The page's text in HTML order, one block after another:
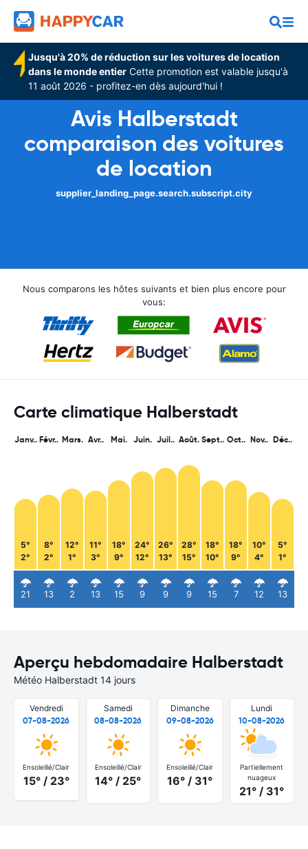
Jusqu'à 20% de réduction sur les voitures de location
dans le monde entier Cette promotion est valable jusqu'à
11 août 2026 - profitez-en dès aujourd'hui !
Avis Halberstadt
comparaison des voitures
de location
supplier_landing_page.search.subscript.city
Nous comparons les hôtes suivants et bien plus encore pour
vous:
Carte climatique Halberstadt
Janv..
5°
2°
21
Févr..
8°
2°
13
Mars.
12°
1°
2
Avr..
11°
3°
13
Mai.
18°
9°
15
Juin.
24°
12°
9
Juil..
26°
13°
9
Août.
28°
15°
9
Sept..
18°
10°
15
Oct..
18°
9°
7
Nov..
10°
4°
12
Déc..
5°
1°
13
Aperçu hebdomadaire Halberstadt
Météo Halberstadt 14 jours
Vendredi
07-08-2026
Ensoleillé/Clair
15° / 23°
Samedi
08-08-2026
Ensoleillé/Clair
14° / 25°
Dimanche
09-08-2026
Ensoleillé/Clair
16° / 31°
Lundi
10-08-2026
Partiellement
nuageux
21° / 31°